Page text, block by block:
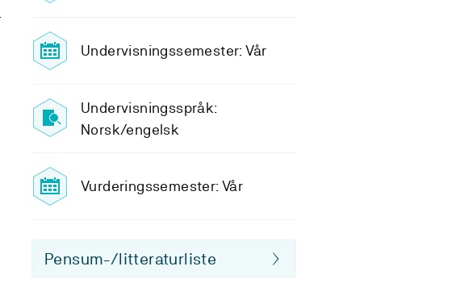
Undervisningssemester: Vår
Undervisningsspråk:
Norsk/engelsk
Vurderingssemester: Vår
Pensum-/litteraturliste